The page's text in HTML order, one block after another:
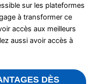
sur les plateformes
à transformer ce
accès aux meilleurs
aussi avoir accès à
DÈS